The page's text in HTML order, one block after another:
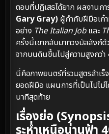
ตอบที่ปฏิเสธได้ยาก ผลงานก
Gary Gray) ผู้กำกับฝีมือเก๋
อย่าง The Italian Jobและ
ครั้งนี้เขากลับมาทวงบัลลังก์
จากบนดินขึ้นไปสู่ความสูงกว่
นี่คือภาพยนตร์ที่รวมสูตรสำเ
ยอดฝีมือ แผนการที่เป็นไปไ
นาทีสุดท้าย
เรื่องย่อ